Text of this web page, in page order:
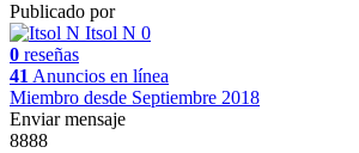
Publicado por
Itsol N 0
0 reseñas
41 Anuncios en línea
Miembro desde Septiembre 2018
Enviar mensaje
8888